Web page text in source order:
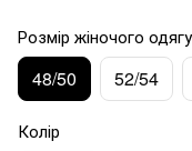
Розмір жіночого одягу
48/50 52/54
Колір